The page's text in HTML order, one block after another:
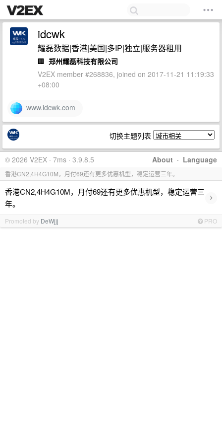
idcwk
耀磊数据|香港|美国|多IP|独立|服务器租用
🏢 郑州耀磊科技有限公司
V2EX member #268836, joined on 2017-11-21 11:19:33
+08:00
www.idcwk.com
切换主题列表
About · Language
© 2026 V2EX · 7ms · 3.9.8.5
香港CN2,4H4G10M，月付69还有更多优惠机型，稳定运营三年。
香港CN2,4H4G10M，月付69还有更多优惠机型，稳定运营三
年。
›
Promoted by DeWjjj PRO